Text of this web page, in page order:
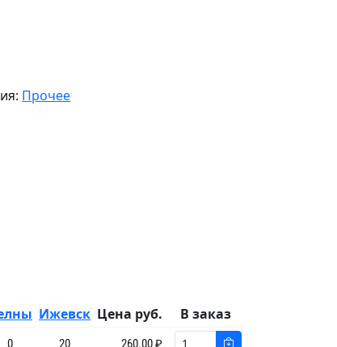
Прочее
Ижевск Цена руб. В заказ
0 20 260.00 ₽